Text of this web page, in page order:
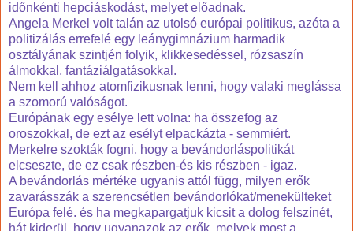
időnkénti hepciáskodást, melyet előadnak.
Angela Merkel volt talán az utolsó európai politikus, azóta a
politizálás errefelé egy leánygimnázium harmadik
osztályának szintjén folyik, klikkesedéssel, rózsaszín
álmokkal, fantáziálgatásokkal.
Nem kell ahhoz atomfizikusnak lenni, hogy valaki meglássa
a szomorú valóságot.
Európának egy esélye lett volna: ha összefog az
oroszokkal, de ezt az esélyt elpackázta - semmiért.
Merkelre szokták fogni, hogy a bevándorláspolitikát
elcseszte, de ez csak részben-és kis részben - igaz.
A bevándorlás mértéke ugyanis attól függ, milyen erők
zavarásszák a szerencsétlen bevándorlókat/menekülteket
Európa felé. és ha megkapargatjuk kicsit a dolog felszínét,
hát kiderül, hogy ugyanazok az erők, melyek most a